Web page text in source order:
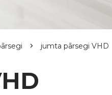
jumta pārsegi VHD